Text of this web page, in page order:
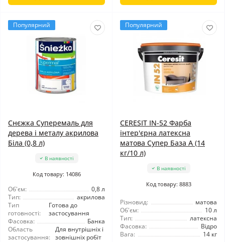
Популярний
Снєжка Суперемаль для
дерева і металу акрилова
Біла (0,8 л)
В наявності
Код товару: 14086
Об'єм:
0,8 л
Тип:
акрилова
Тип
готовності:
Готова до
застосування
Фасовка:
Банка
Область
застосування:
Для внутрішніх і
зовнішніх робіт
Популярний
CERESIT IN-52 Фарба
інтер'єрна латексна
матова Супер База А (14
кг/10 л)
В наявності
Код товару: 8883
Різновид:
матова
Об'єм:
10 л
Тип:
латексна
Фасовка:
Відро
Вага:
14 кг